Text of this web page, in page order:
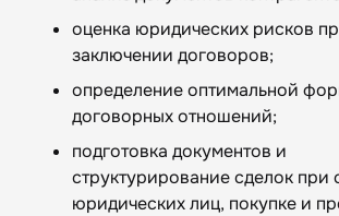
оценка юридических рисков
заключении договоров;
определение оптимальной
договорных отношений;
подготовка документов и
структурирование сделок при
юридических лиц, покупке и